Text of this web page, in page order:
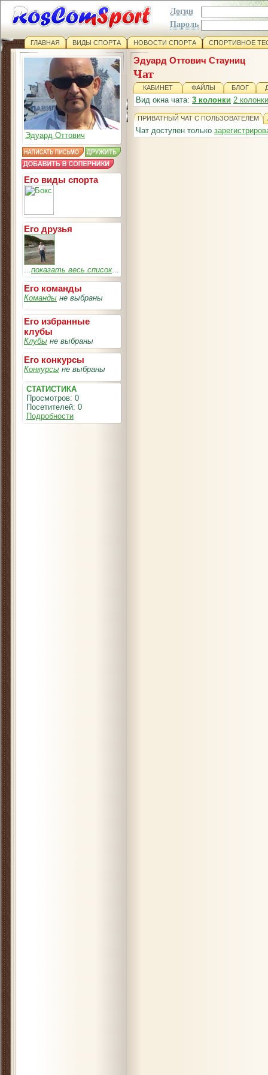
Логин
Пароль
ГЛАВНАЯ ВИДЫ СПОРТА НОВОСТИ СПОРТА СПОРТИВНОЕ
Эдуард Оттович
Его виды спорта
Его друзья
...показать весь список...
Его команды
Команды не выбраны
Его избранные
клубы
Клубы не выбраны
Его конкурсы
Конкурсы не выбраны
СТАТИСТИКА
Просмотров: 0
Посетителей: 0
Подробности
Эдуард Оттович Стауниц
Чат
КАБИНЕТ ФАЙЛЫ БЛОГ
Вид окна чата: 3 колонки 2 колонки
ПРИВАТНЫЙ ЧАТ С ПОЛЬЗОВАТЕЛЕМ
Чат доступен только